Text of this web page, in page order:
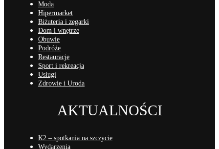
Moda
Hipermarket
Biżuteria i zegarki
Dom i wnętrze
Obuwie
Podróże
Restauracje
Sport i rekreacja
Usługi
Zdrowie i Uroda
AKTUALNOŚCI
K2 – spotkania na szczycie
Wydarzenia